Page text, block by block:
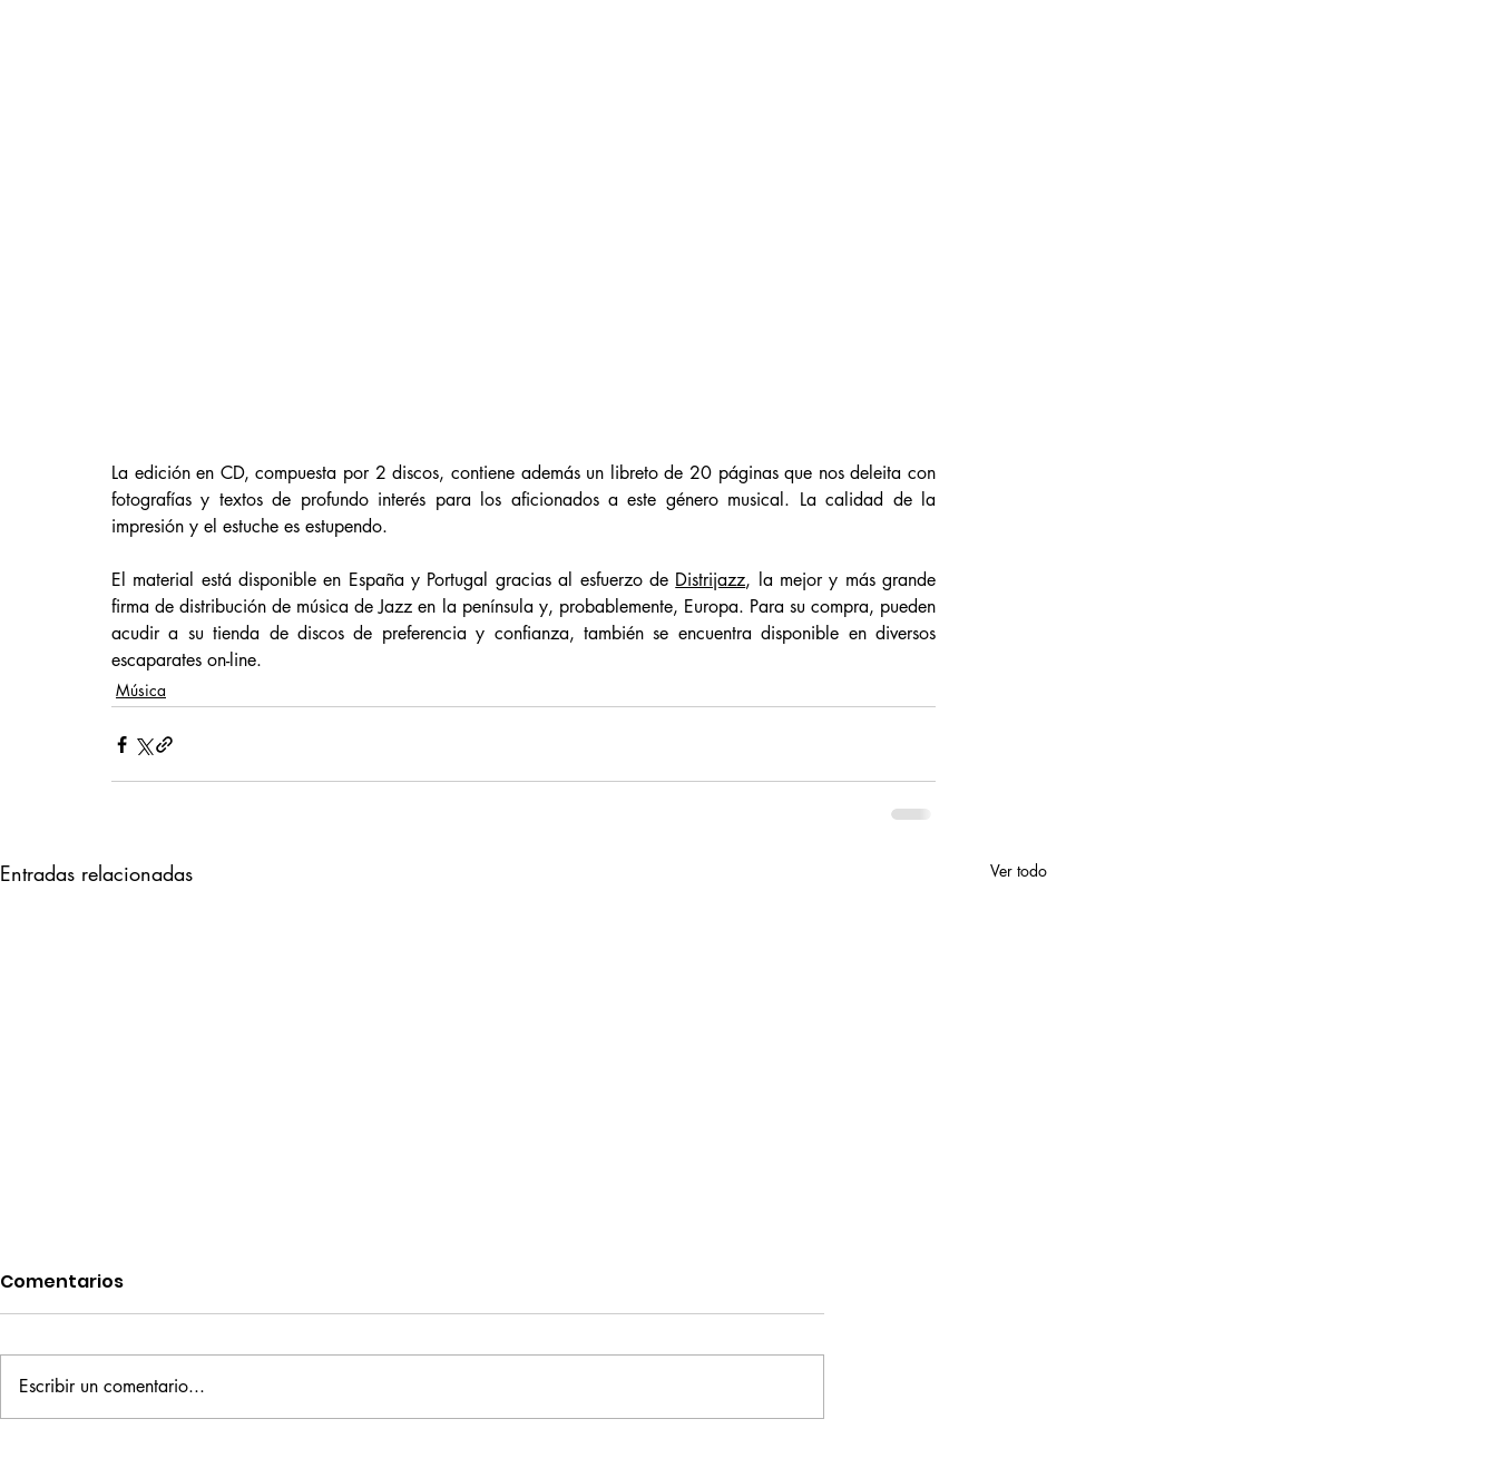
La edición en CD, compuesta por 2 discos, contiene además un libreto de 20 páginas que nos deleita con
fotografías y textos de profundo interés para los aficionados a este género musical. La calidad de la
impresión y el estuche es estupendo.
El material está disponible en España y Portugal gracias al esfuerzo de Distrijazz, la mejor y más grande
firma de distribución de música de Jazz en la península y, probablemente, Europa. Para su compra, pueden
acudir a su tienda de discos de preferencia y confianza, también se encuentra disponible en diversos
escaparates on-line.
Música
Entradas relacionadas Ver todo
Comentarios
Escribir un comentario...